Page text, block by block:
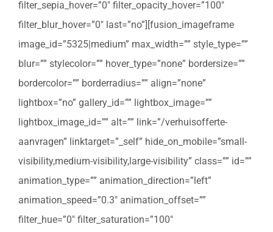
filter_sepia_hover=”0″ filter_opacity_hover=”100″
filter_blur_hover=”0″ last=”no”][fusion_imageframe
image_id=”5325|medium” max_width=”” style_type=””
blur=”” stylecolor=”” hover_type=”none” bordersize=””
bordercolor=”” borderradius=”” align=”none”
lightbox=”no” gallery_id=”” lightbox_image=””
lightbox_image_id=”” alt=”” link=”/verhuisofferte-
aanvragen” linktarget=”_self” hide_on_mobile=”small-
visibility,medium-visibility,large-visibility” class=”” id=””
animation_type=”” animation_direction=”left”
animation_speed=”0.3″ animation_offset=””
filter_hue=”0″ filter_saturation=”100″